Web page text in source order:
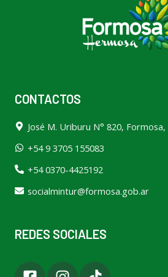
CONTACTOS
José M. Uriburu N° 820,
+54 9 3705 155083
+54 0370-4425192
socialmintur@formosa.gob.ar
REDES SOCIALES